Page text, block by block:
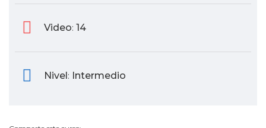
Video: 14
Nivel: Intermedio